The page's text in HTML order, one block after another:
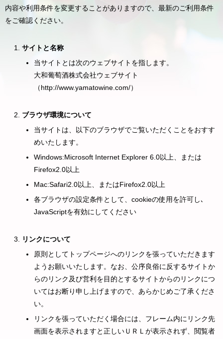
内容や利用条件を変更することがありますので、最新のご利用条件
をご確認ください。
サイトと名称
当サイトとは次のウェブサイトを指します。
大和葡萄酒株式会社ウェブサイト
（http://www.yamatowine.com/）
ブラウザ環境について
当サイトは、以下のブラウザでご覧いただくことをおすす
めいたします。
Windows:Microsoft Internet Explorer 6.0以上、または
Firefox2.0以上
Mac:Safari2.0以上、またはFirefox2.0以上
各ブラウザの設定条件として、cookieの使用を許可し､
JavaScriptを有効にしてください
リンクについて
原則としてトップページへのリンクを張っていただきます
ようお願いいたします。なお、公序良俗に反するサイトか
らのリンク及び営利を目的とするサイトからのリンクにつ
いてはお断り申し上げますので、あらかじめご了承くださ
い。
リンクを張っていただく場合には、フレーム内にリンク先
画面を表示されますと正しいＵＲＬが表示されず、閲覧者